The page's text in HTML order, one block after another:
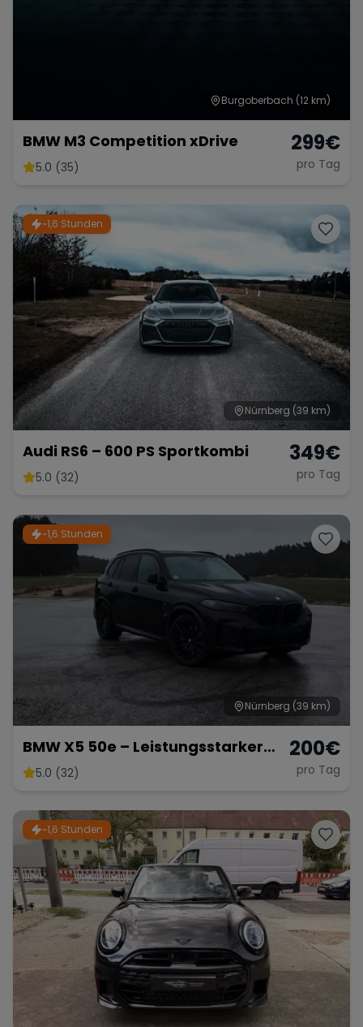
Burgoberbach (12 km)
BMW M3 Competition xDrive
5.0 (35)
299€
pro Tag
~1,6 Stunden
Nürnberg (39 km)
Audi RS6 – 600 PS Sportkombi
5.0 (32)
349€
pro Tag
~1,6 Stunden
Nürnberg (39 km)
BMW X5 50e – Leistungsstarker
Hybrid-SUV mit 489 PS
5.0 (32)
200€
pro Tag
~1,6 Stunden